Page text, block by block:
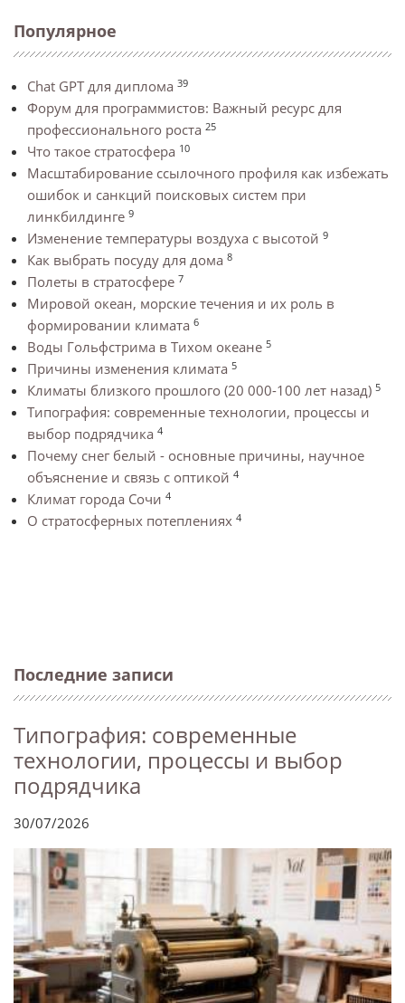
Популярное
Chat GPT для диплома 39
Форум для программистов: Важный ресурс для
профессионального роста 25
Что такое стратосфера 10
Масштабирование ссылочного профиля как избежать
ошибок и санкций поисковых систем при
линкбилдинге 9
Изменение температуры воздуха с высотой 9
Как выбрать посуду для дома 8
Полеты в стратосфере 7
Мировой океан, морские течения и их роль в
формировании климата 6
Воды Гольфстрима в Тихом океане 5
Причины изменения климата 5
Климаты близкого прошлого (20 000-100 лет назад) 5
Типография: современные технологии, процессы и
выбор подрядчика 4
Почему снег белый - основные причины, научное
объяснение и связь с оптикой 4
Климат города Сочи 4
О стратосферных потеплениях 4
Последние записи
Типография: современные
технологии, процессы и выбор
подрядчика
30/07/2026